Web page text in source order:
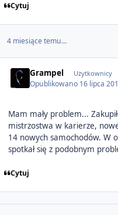
Cytuj
4 miesiące temu...
Grampel Użytkownicy
Opublikowano 16 lipca
Mam mały problem...
mistrzostwa w karierze,
14 nowych samochodów. W
spotkał się z podobnym
Cytuj